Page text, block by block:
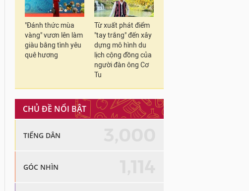
"Đánh thức mùa
vàng" vươn lên làm
giàu bằng tình yêu
quê hương
Từ xuất phát điểm
"tay trắng" đến xây
dựng mô hình du
lịch cộng đồng của
người đàn ông Cơ
Tu
CHỦ ĐỀ NỔI BẬT
TIẾNG DÂN
GÓC NHÌN